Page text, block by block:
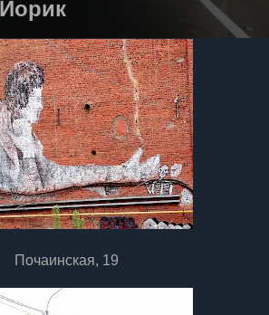
Почаинская, 19